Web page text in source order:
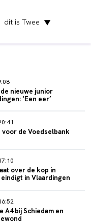
dit is Twee ▼
nieuwe junior
‘Een eer’
voor de Voedselbank
over de kop in
in Vlaardingen
A4 bij Schiedam en